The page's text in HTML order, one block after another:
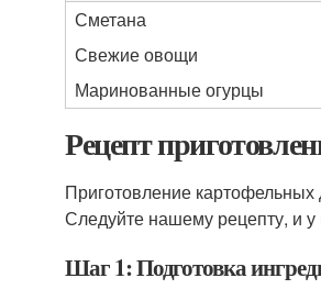
Сметана
Свежие овощи
Маринованные огурцы
Рецепт
Приготовление
Следуйте нашему рецепту, и
Шаг 1: Подготовка